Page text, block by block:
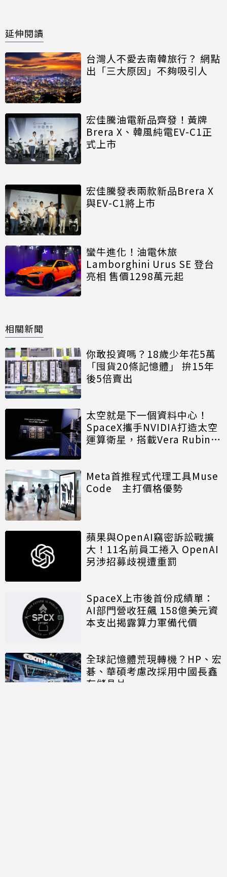
延伸閱讀
台灣人不愛去南韓旅行？ 網點
出「三大原因」不夠吸引人
宏佳騰油電新品齊發！黃牌
Brera X、韓風純電EV-C1正
式上市
宏佳騰發表兩款新品Brera X
與EV-C1將上市
蠻牛進化！油電休旅
Lamborghini Urus SE 登台
亮相 售價1298萬元起
相關新聞
你敢投資嗎？18歲少年花5萬
「囤貨20條記憶體」 拚15年
後5倍賣出
太空就是下一個資料中心！
SpaceX攜手NVIDIA打造太空
運算衛星，搭載Vera Rubin運
Meta首推程式代理工具Muse
Code 主打價格優勢
蘋果與OpenAI竊密訴訟戰擴
大！11名前員工捲入 OpenAI
另涉招募歧視遭重罰
SpaceX上市後首份成績單：
AI部門營收狂飆 158億美元資
本支出揭露算力軍備代價
全球記憶體荒現轉機？HP、宏
碁、華碩考慮改採用中國長鑫
存儲晶片